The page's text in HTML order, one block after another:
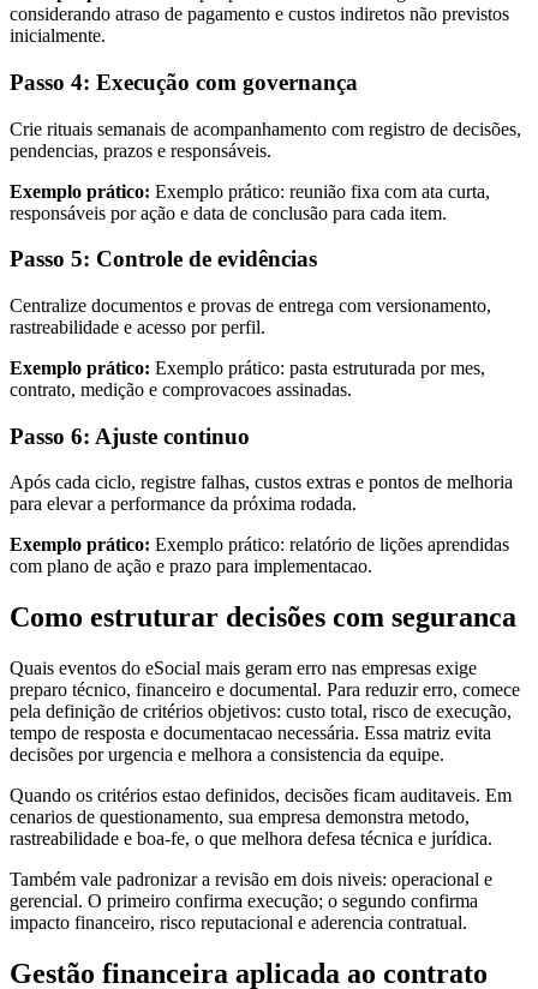
considerando atraso de pagamento e custos indiretos não previstos
inicialmente.
Passo 4: Execução com governança
Crie rituais semanais de acompanhamento com registro de decisões,
pendencias, prazos e responsáveis.
Exemplo prático: Exemplo prático: reunião fixa com ata curta,
responsáveis por ação e data de conclusão para cada item.
Passo 5: Controle de evidências
Centralize documentos e provas de entrega com versionamento,
rastreabilidade e acesso por perfil.
Exemplo prático: Exemplo prático: pasta estruturada por mes,
contrato, medição e comprovacoes assinadas.
Passo 6: Ajuste continuo
Após cada ciclo, registre falhas, custos extras e pontos de melhoria
para elevar a performance da próxima rodada.
Exemplo prático: Exemplo prático: relatório de lições aprendidas
com plano de ação e prazo para implementacao.
Como estruturar decisões com seguranca
Quais eventos do eSocial mais geram erro nas empresas exige
preparo técnico, financeiro e documental. Para reduzir erro, comece
pela definição de critérios objetivos: custo total, risco de execução,
tempo de resposta e documentacao necessária. Essa matriz evita
decisões por urgencia e melhora a consistencia da equipe.
Quando os critérios estao definidos, decisões ficam auditaveis. Em
cenarios de questionamento, sua empresa demonstra metodo,
rastreabilidade e boa-fe, o que melhora defesa técnica e jurídica.
Também vale padronizar a revisão em dois niveis: operacional e
gerencial. O primeiro confirma execução; o segundo confirma
impacto financeiro, risco reputacional e aderencia contratual.
Gestão financeira aplicada ao contrato